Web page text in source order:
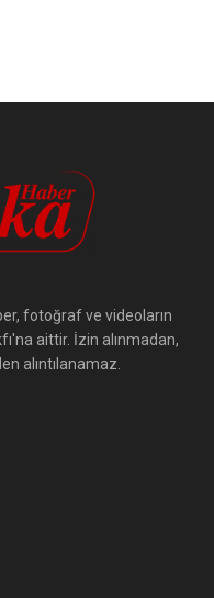
fotoğraf ve videoların
aittir. İzin alınmadan,
alıntılanamaz.